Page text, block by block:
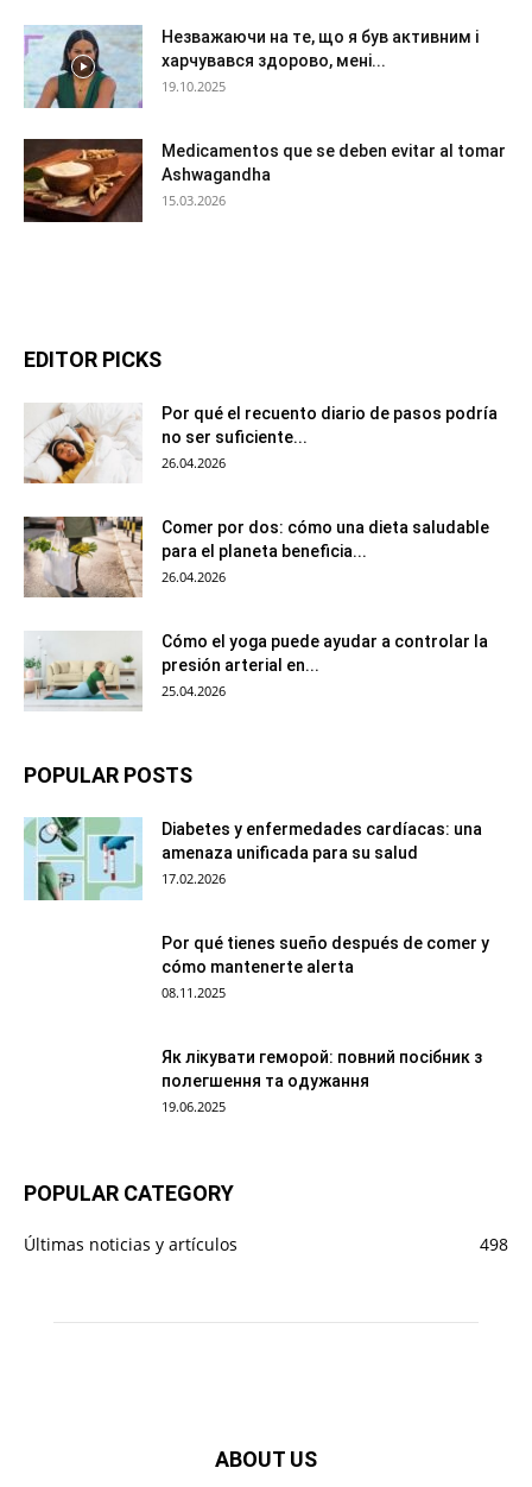
Незважаючи на те, що я був активним і
харчувався здорово, мені...
19.10.2025
Medicamentos que se deben evitar al tomar
Ashwagandha
15.03.2026
EDITOR PICKS
Por qué el recuento diario de pasos podría
no ser suficiente...
26.04.2026
Comer por dos: cómo una dieta saludable
para el planeta beneficia...
26.04.2026
Cómo el yoga puede ayudar a controlar la
presión arterial en...
25.04.2026
POPULAR POSTS
Diabetes y enfermedades cardíacas: una
amenaza unificada para su salud
17.02.2026
Por qué tienes sueño después de comer y
cómo mantenerte alerta
08.11.2025
Як лікувати геморой: повний посібник з
полегшення та одужання
19.06.2025
POPULAR CATEGORY
Últimas noticias y artículos 498
ABOUT US